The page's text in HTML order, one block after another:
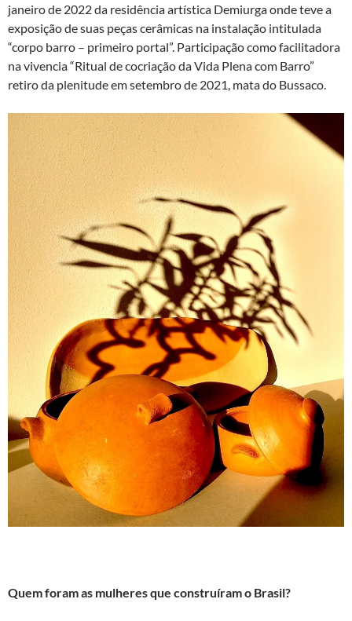
janeiro de 2022 da residência artística Demiurga onde teve a
exposição de suas peças cerâmicas na instalação intitulada
“corpo barro – primeiro portal”. Participação como facilitadora
na vivencia “Ritual de cocriação da Vida Plena com Barro”
retiro da plenitude em setembro de 2021, mata do Bussaco.
Quem foram as mulheres que construíram o Brasil?